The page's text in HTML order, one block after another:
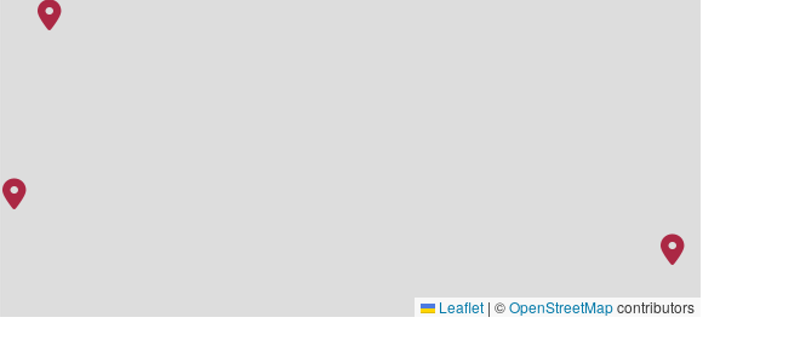
Leaflet | ©OpenStreetMapcontributors